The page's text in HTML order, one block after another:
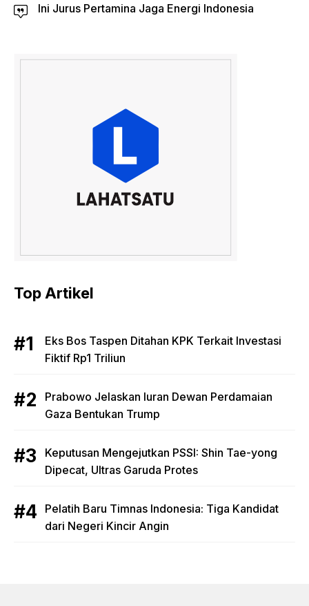
Ini Jurus Pertamina Jaga Energi Indonesia
Top Artikel
Eks Bos Taspen Ditahan KPK Terkait Investasi
Fiktif Rp1 Triliun
Prabowo Jelaskan Iuran Dewan Perdamaian
Gaza Bentukan Trump
Keputusan Mengejutkan PSSI: Shin Tae-yong
Dipecat, Ultras Garuda Protes
Pelatih Baru Timnas Indonesia: Tiga Kandidat
dari Negeri Kincir Angin